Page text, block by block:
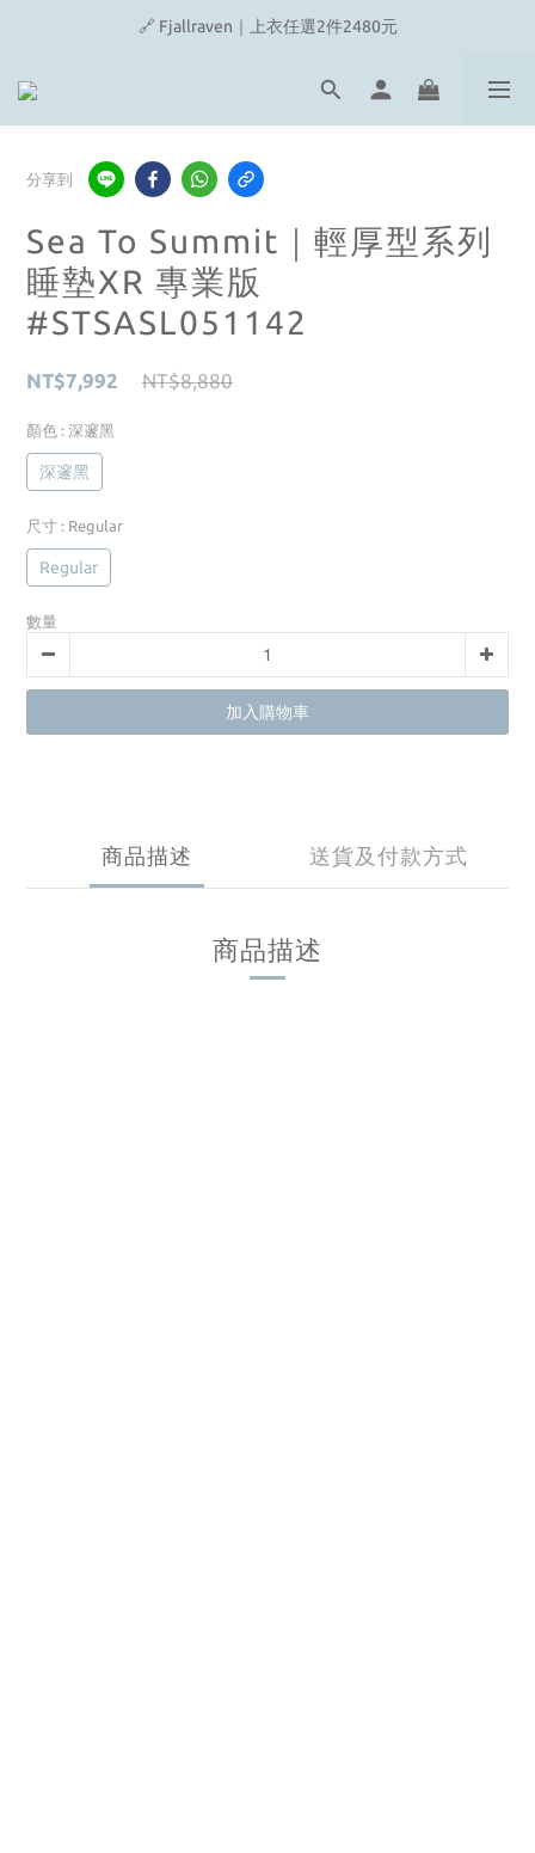
🔗 Snow Peak｜歡慶父親節滿4500即贈品牌方巾
🔗 Fjallraven｜上衣任選2件2480元
🎉On/HOKA 新品陸續上架
分享到
Sea To Summit｜輕厚型系列
睡墊XR 專業版
#STSASL051142
NT$8,880
NT$7,992
顏色 : 深邃黑
深邃黑
尺寸 : Regular
Regular
數量
加入購物車
商品描述 送貨及付款方式
商品描述